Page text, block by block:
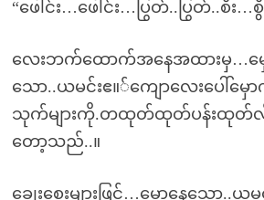
“ဖေါင်း…ဖေါင်း…ပြွတ်..ပြွတ်..စီး…
လေးဘက်ထောက်အနေအထားမှ…မှေ
သော..ယမင်းဧ။်ကျောလေးပေါ်မှေ
သုက်များကို.တထုတ်ထုတ်ပန်းထု
တော့သည်..။
ချွေးစေးများဖြင့်…မောနေသော..